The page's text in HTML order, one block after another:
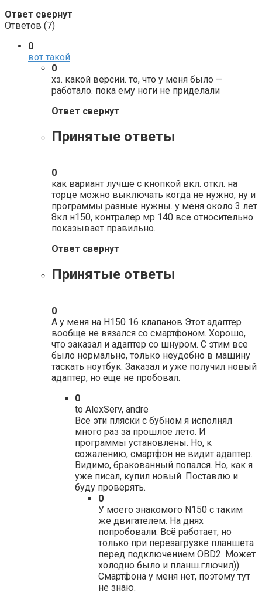
Ответ свернут
Ответов (7)
0
вот такой
0
хз. какой версии. то, что у меня было —
работало. пока ему ноги не приделали
Ответ свернут
Принятые ответы
0
как вариант лучше с кнопкой вкл. откл. на
торце можно выключать когда не нужно, ну и
программы разные нужны. у меня около 3 лет
8кл н150, контралер мр 140 все относительно
показывает правильно.
Ответ свернут
Принятые ответы
0
А у меня на Н150 16 клапанов Этот адаптер
вообще не вязался со смартфоном. Хорошо,
что заказал и адаптер со шнуром. С этим все
было нормально, только неудобно в машину
таскать ноутбук. Заказал и уже получил новый
адаптер, но еще не пробовал.
0
to AlexServ, andre
Все эти пляски с бубном я исполнял
много раз за прошлое лето. И
программы установлены. Но, к
сожалению, смартфон не видит адаптер.
Видимо, бракованный попался. Но, как я
уже писал, купил новый. Поставлю и
буду проверять.
0
У моего знакомого N150 с таким
же двигателем. На днях
попробовали. Всё работает, но
только при перезагрузке планшета
перед подключением OBD2. Может
холодно было и планш.глючил)).
Смартфона у меня нет, поэтому тут
не знаю.